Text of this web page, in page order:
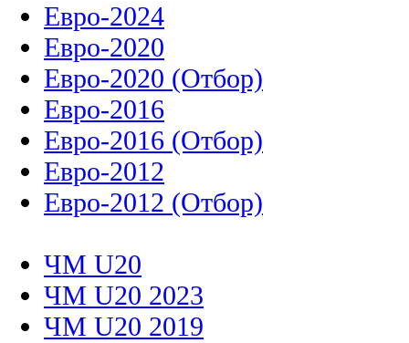
Евро-2024
Евро-2020
Евро-2020 (Отбор)
Евро-2016
Евро-2016 (Отбор)
Евро-2012
Евро-2012 (Отбор)
ЧМ U20
ЧМ U20 2023
ЧМ U20 2019